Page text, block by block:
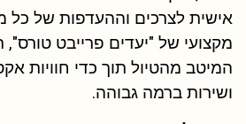
אישית לצרכים וההעדפות של כל
מקצועי של "יעדים פרייבט
המיטב מהטיול תוך כדי חוויות
ושירות ברמה גבוהה.